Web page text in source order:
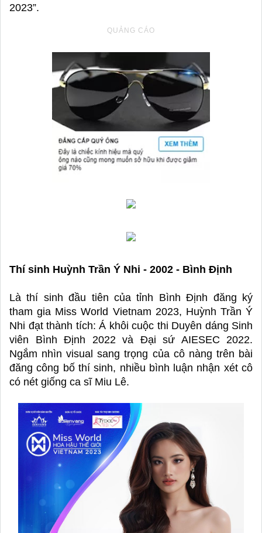
2023”.
Thí sinh Huỳnh Trần Ý Nhi - 2002 - Bình Định
Là thí sinh đầu tiên của tỉnh Bình Định đăng ký
tham gia Miss World Vietnam 2023, Huỳnh Trần Ý
Nhi đạt thành tích: Á khôi cuộc thi Duyên dáng Sinh
viên Bình Định 2022 và Đại sứ AIESEC 2022.
Ngắm nhìn visual sang trọng của cô nàng trên bài
đăng công bố thí sinh, nhiều bình luận nhận xét cô
có nét giống ca sĩ Miu Lê.